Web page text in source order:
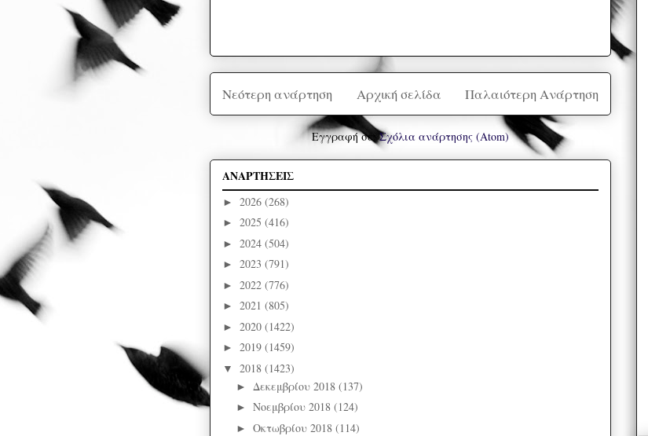
Νεότερη ανάρτηση Παλαιότερη Ανάρτηση
Αρχική σελίδα
Εγγραφή σε:Σχόλια ανάρτησης (Atom)
ΑΝΑΡΤΗΣΕΙΣ
► 2026 (268)
► 2025 (416)
► 2024 (504)
► 2023 (791)
► 2022 (776)
► 2021 (805)
► 2020 (1422)
► 2019 (1459)
▼ 2018 (1423)
► Δεκεμβρίου 2018 (137)
► Νοεμβρίου 2018 (124)
► Οκτωβρίου 2018 (114)